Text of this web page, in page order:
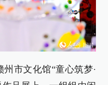
市文化馆“童心筑梦·